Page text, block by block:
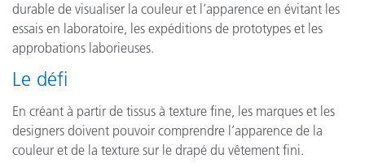
durable de visualiser la couleur et l’apparence en évitant les
essais en laboratoire, les expéditions de prototypes et les
approbations laborieuses.
Le défi
En créant à partir de tissus à texture fine, les marques et les
designers doivent pouvoir comprendre l’apparence de la
couleur et de la texture sur le drapé du vêtement fini.